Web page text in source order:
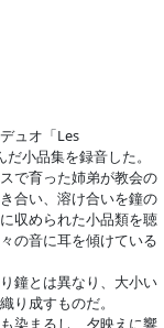
ュオ「Les
小品集を録音した。
で育った姉弟が教会の
合い、溶け合いを鐘の
収められた小品類を聴
の音に耳を傾けている
鐘とは異なり、大小い
り成すものだ。
染まるし、夕映えに響